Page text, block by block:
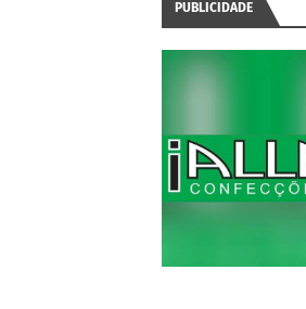
PUBLICIDADE